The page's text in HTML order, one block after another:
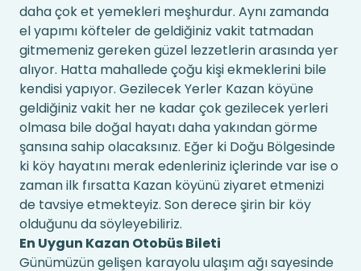
daha çok et yemekleri meşhurdur. Aynı zamanda
el yapımı köfteler de geldiğiniz vakit tatmadan
gitmemeniz gereken güzel lezzetlerin arasında yer
alıyor. Hatta mahallede çoğu kişi ekmeklerini bile
kendisi yapıyor. Gezilecek Yerler Kazan köyüne
geldiğiniz vakit her ne kadar çok gezilecek yerleri
olmasa bile doğal hayatı daha yakından görme
şansına sahip olacaksınız. Eğer ki Doğu Bölgesinde
ki köy hayatını merak edenleriniz içlerinde var ise o
zaman ilk fırsatta Kazan köyünü ziyaret etmenizi
de tavsiye etmekteyiz. Son derece şirin bir köy
olduğunu da söyleyebiliriz.
En Uygun Kazan Otobüs Bileti
Günümüzün gelişen karayolu ulaşım ağı sayesinde